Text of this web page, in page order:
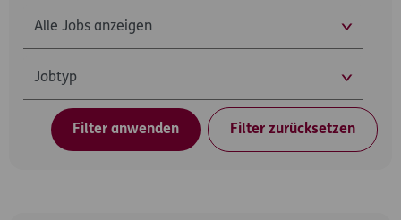
Filter anwenden Filter zurücksetzen